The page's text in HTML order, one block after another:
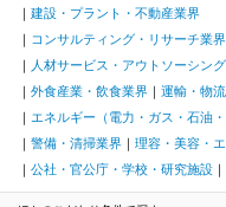
建設・プラント・不動産業界
コンサルティング・リサーチ業
人材サービス・アウトソーシン
外食産業・飲食業界
運輸・物
エネルギー（電力・ガス・石油
警備・清掃業界
理容・美容・
公社・官公庁・学校・研究施設